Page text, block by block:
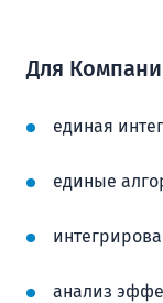
Для
единая
единые
анализ